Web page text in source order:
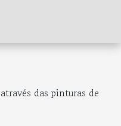
das pinturas de